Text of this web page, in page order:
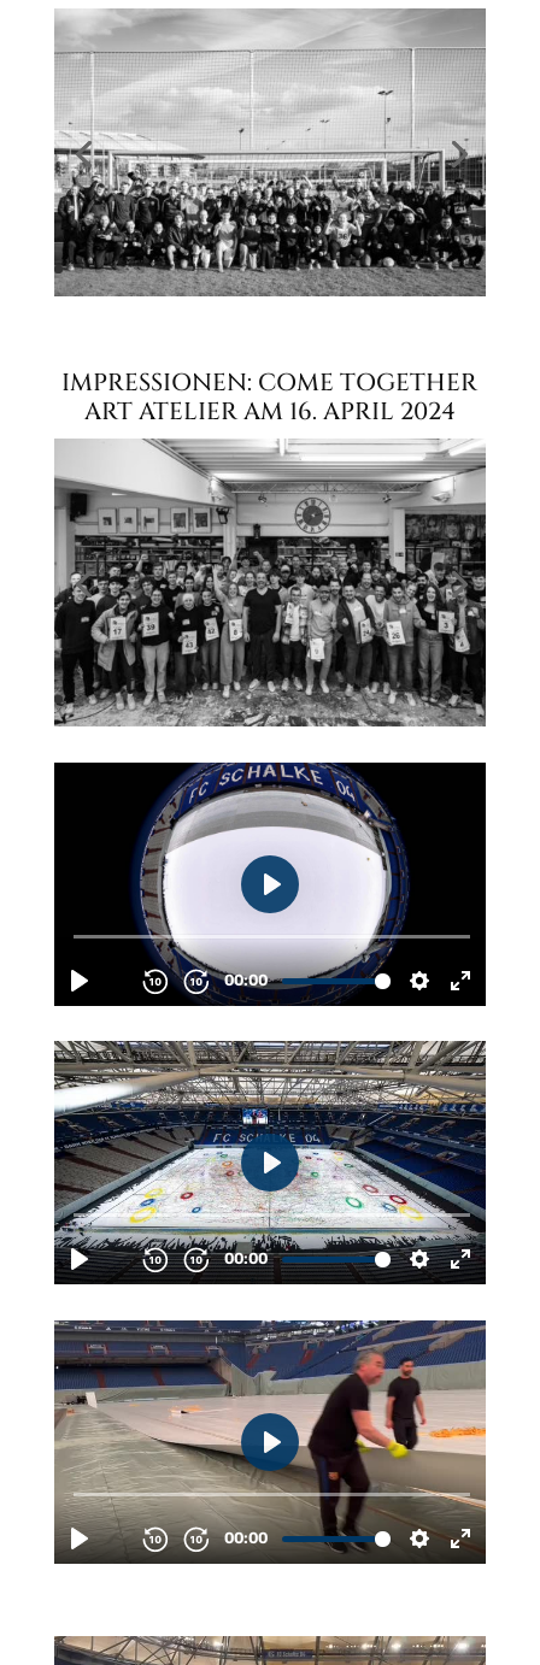
IMPRESSIONEN: COME TOGETHER
ART ATELIER AM 16. APRIL 2024